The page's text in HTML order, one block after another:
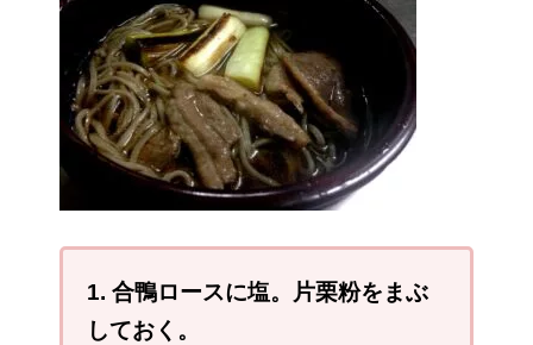
1. 合鴨ロースに塩。片栗粉をまぶ
しておく。